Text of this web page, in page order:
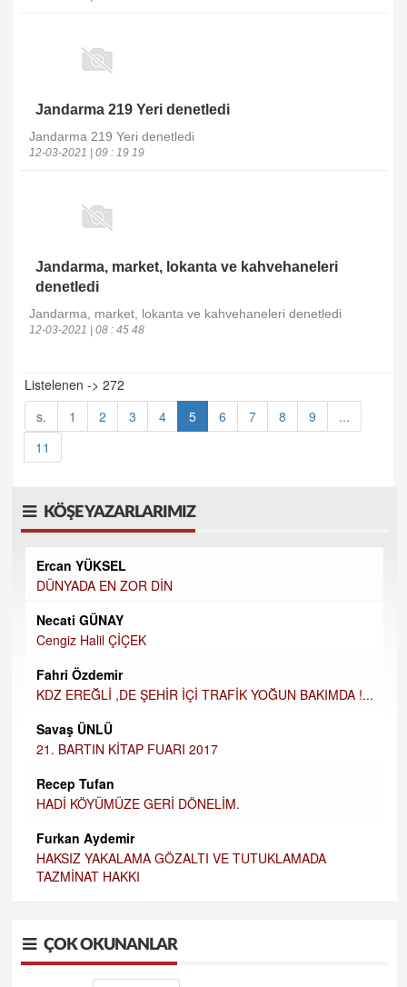
Jandarma 219 Yeri denetledi
Jandarma 219 Yeri denetledi
12-03-2021 | 09 : 19 19
Jandarma, market, lokanta ve kahvehaneleri
denetledi
Jandarma, market, lokanta ve kahvehaneleri denetledi
12-03-2021 | 08 : 45 48
Listelenen -> 272
s.
1 2 3 4 5 6 7 8 9
...
11
KÖŞE YAZARLARIMIZ
Ercan YÜKSEL
DÜNYADA EN ZOR DİN
Necati GÜNAY
Cengiz Halil ÇİÇEK
Fahri Özdemir
KDZ EREĞLİ ,DE ŞEHİR İÇİ TRAFİK YOĞUN BAKIMDA !...
Savaş ÜNLÜ
21. BARTIN KİTAP FUARI 2017
Recep Tufan
HADİ KÖYÜMÜZE GERİ DÖNELİM.
Furkan Aydemir
HAKSIZ YAKALAMA GÖZALTI VE TUTUKLAMADA
TAZMİNAT HAKKI
ÇOK OKUNANLAR